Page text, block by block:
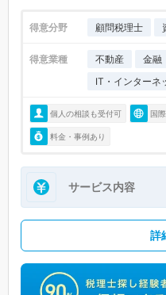
得意分野 顧問税理士
得意業種 不動産 金融
IT・インターネ
個人の相談も受付可 国
料金・事例あり
サービス内容
詳